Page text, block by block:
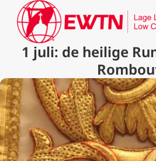
1 juli: de heilige